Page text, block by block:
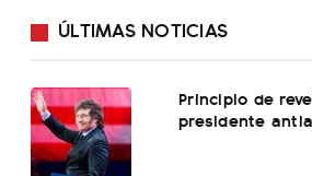
ÚLTIMAS NOTICIAS
Principio de
presidente